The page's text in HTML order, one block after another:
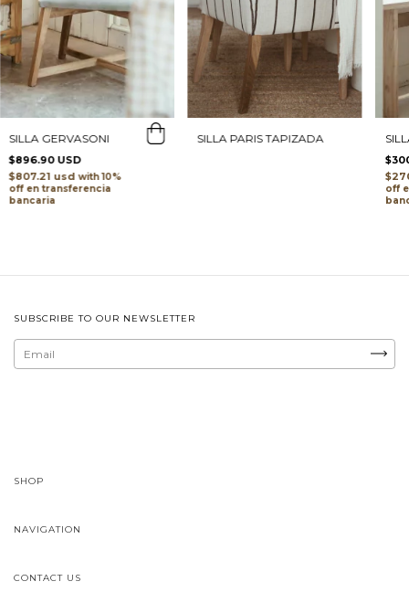
SILLA GERVASONI
$896.90 USD
$807.21 usdwith
transferencia
bancaria
SILLA PARIS TAPIZADA
SUBSCRIBE TO OUR NEWSLETTER
SHOP
NAVIGATION
CONTACT US